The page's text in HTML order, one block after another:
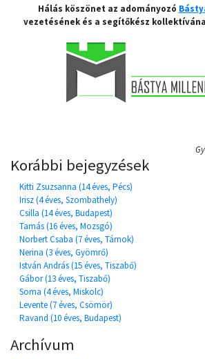
Hálás köszönet az adományozó
vezetésének és a segítőkész
Korábbi bejegyzések
Kitti Zsuzsanna (14 éves, Pécs)
Irisz (4 éves, Szombathely)
Csilla (14 éves, Budapest)
Tamás (16 éves, Mozsgó)
Norbert Csaba (7 éves, Tárnok)
Nerina (3 éves, Gyömrő)
István András (15 éves, Tiszabő)
Gábor (13 éves, Tiszabő)
Soma (4 éves, Miskolc)
Levente (7 éves, Csömör)
Ravand (10 éves, Budapest)
Archívum